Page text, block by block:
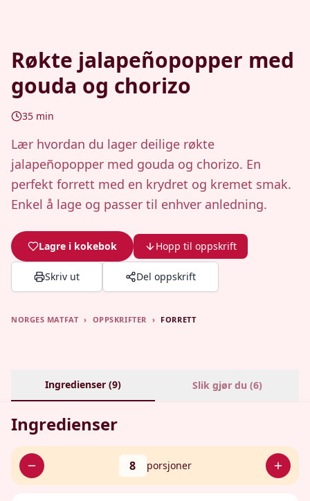
Røkte jalapeñopopper med
gouda og chorizo
35 min
Lær hvordan du lager deilige røkte
jalapeñopopper med gouda og chorizo. En
perfekt forrett med en krydret og kremet smak.
Enkel å lage og passer til enhver anledning.
Lagre i kokebok Hopp til oppskrift
Skriv ut Del oppskrift
NORGES MATFAT › OPPSKRIFTER › FORRETT
Ingredienser (9) Slik gjør du (6)
Ingredienser
8 porsjoner